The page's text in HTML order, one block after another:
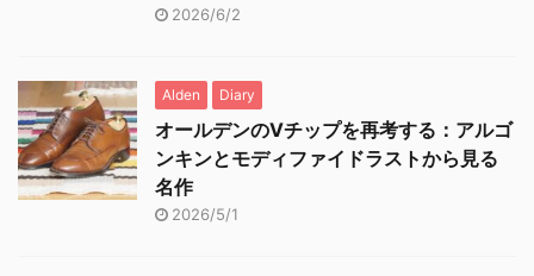
2026/6/2
Alden Diary
オールデンのVチップを再考する：アルゴ
ンキンとモディファイドラストから見る
名作
2026/5/1